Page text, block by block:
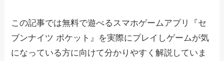
この記事では無料で遊べるスマホゲームアプリ『セ
ブンナイツ ポケット』を実際にプレイしゲームが気
になっている方に向けて分かりやすく解説していま